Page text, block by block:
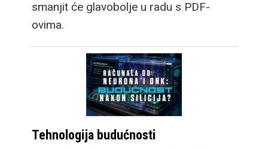
smanjit će glavobolje u radu s PDF-
ovima.
Tehnologija budućnosti